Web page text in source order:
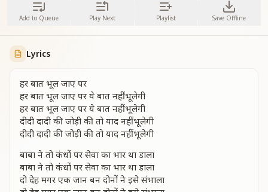
Add to Queue Play Next Playlist Save Offline
Lyrics
हर बात भूल जाए पर
हर बात भूल जाए पर ये बात नहीं भूलेगी
हर बात भूल जाए पर ये बात नहीं भूलेगी
दीदी दादी की जोड़ी की तो याद नहीं भूलेगी
दीदी दादी की जोड़ी की तो याद नहीं भूलेगी
बाबा ने तो कंधों पर सेवा का भार था डाला
बाबा ने तो कंधों पर सेवा का भार था डाला
दो देह मगर एक जान बन दोनों ने इसे संभाला